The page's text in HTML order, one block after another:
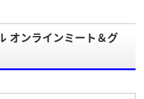
オンラインミート＆グ